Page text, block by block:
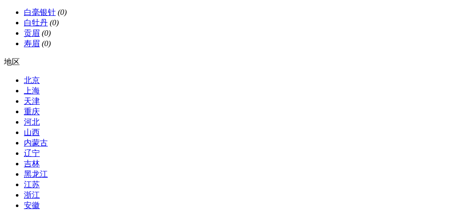
白毫银针 (0)
白牡丹 (0)
贡眉 (0)
寿眉 (0)
地区
北京
上海
天津
重庆
河北
山西
内蒙古
辽宁
吉林
黑龙江
江苏
浙江
安徽